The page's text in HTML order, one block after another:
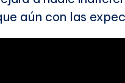
aún con las